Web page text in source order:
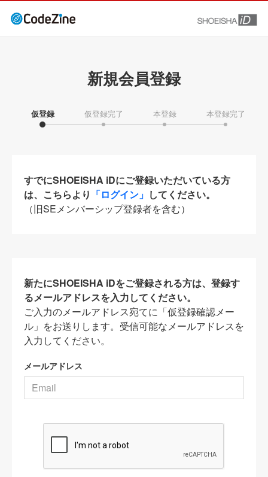
新規会員登録
仮登録 仮登録完了 本登録 本登録完了
すでにSHOEISHA iDにご登録いただいている方
は、こちらより 「ログイン」 してください。
（旧SEメンバーシップ登録者を含む）
新たにSHOEISHA iDをご登録される方は、登録す
るメールアドレスを入力してください。
ご入力のメールアドレス宛てに「仮登録確認メー
ル」をお送りします。受信可能なメールアドレスを
入力してください。
メールアドレス